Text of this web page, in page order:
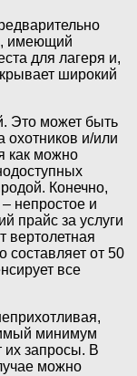
имеющий
для лагеря и,
широкий
Это может быть
охотников и/или
как можно
Конечно,
непростое и
прайс за услуги
вертолетная
составляет от 50
все
минимум
их запросы. В
можно